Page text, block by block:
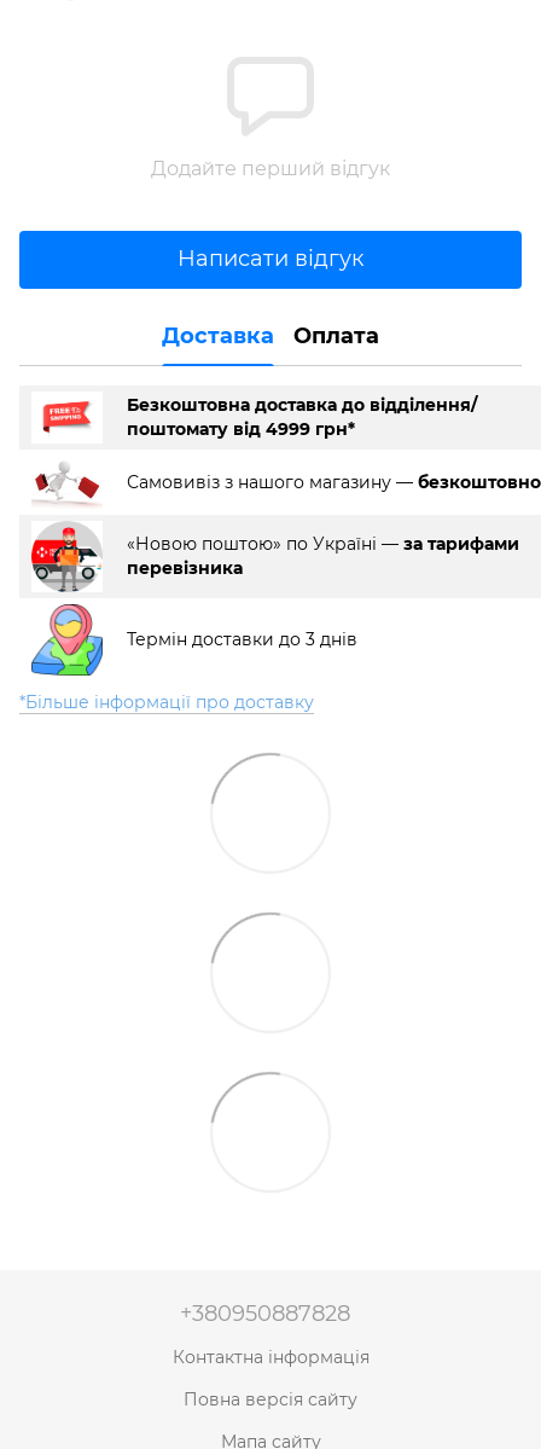
Додайте перший відгук
Написати відгук
Доставка Оплата
Безкоштовна доставка до відділення/
поштомату від 4999 грн*
Самовивіз з нашого магазину — безкоштовно
«Новою поштою» по Україні — за тарифами
перевізника
Термін доставки до 3 днів
*Більше інформації про доставку
+380950887828
Контактна інформація
Повна версія сайту
Мапа сайту